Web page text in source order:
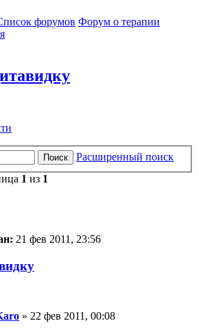
форумов Форум о терапии
Поиск
Расширенный поиск
1 из 1
21 фев 2011, 23:56
» 22 фев 2011, 00:08